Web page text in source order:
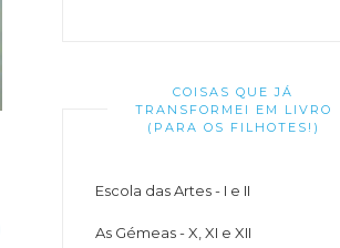
COISAS QUE JÁ
TRANSFORMEI EM LIVRO
(PARA OS FILHOTES!)
Escola das Artes - I e II
As Gémeas - X, XI e XII